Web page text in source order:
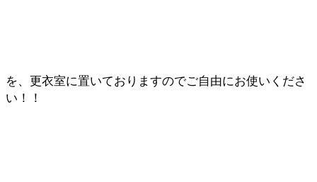
を、更衣室に置いておりますのでご自由にお使いくださ
い！！